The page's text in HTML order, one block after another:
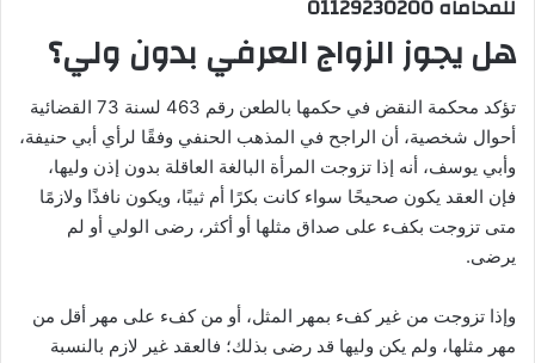
للمحاماه 01129230200
هل يجوز الزواج العرفي بدون ولي؟
تؤكد محكمة النقض في حكمها بالطعن رقم 463 لسنة 73 القضائية
أحوال شخصية، أن الراجح في المذهب الحنفي وفقًا لرأي أبي حنيفة،
وأبي يوسف، أنه إذا تزوجت المرأة البالغة العاقلة بدون إذن وليها،
فإن العقد يكون صحيحًا سواء كانت بكرًا أم ثيبًا، ويكون نافذًا ولازمًا
متى تزوجت بكفء على صداق مثلها أو أكثر، رضى الولي أو لم
يرضى.
وإذا تزوجت من غير كفء بمهر المثل، أو من كفء على مهر أقل من
مهر مثلها، ولم يكن وليها قد رضى بذلك؛ فالعقد غير لازم بالنسبة